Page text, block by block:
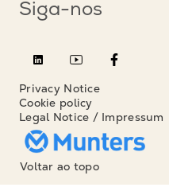
Siga-nos
Privacy Notice
Cookie policy
Legal Notice / Impressum
Voltar ao topo